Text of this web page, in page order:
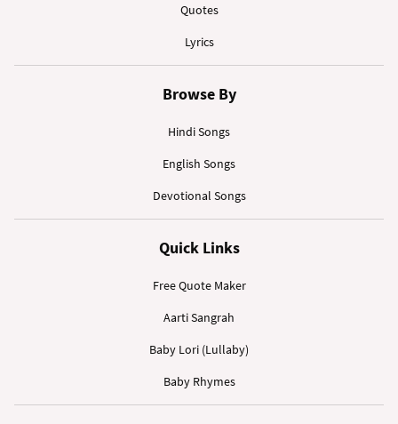
Quotes
Lyrics
Browse By
Hindi Songs
English Songs
Devotional Songs
Quick Links
Free Quote Maker
Aarti Sangrah
Baby Lori (Lullaby)
Baby Rhymes